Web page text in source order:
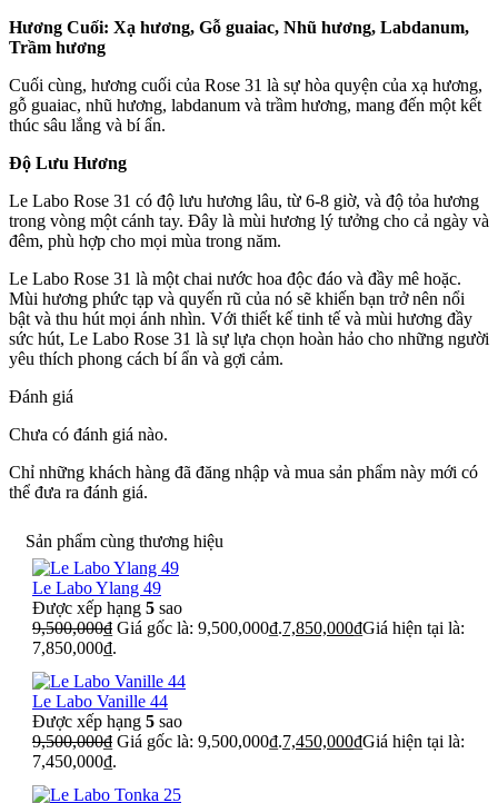
Hương Cuối: Xạ hương, Gỗ guaiac, Nhũ hương, Labdanum,
Trầm hương
Cuối cùng, hương cuối của Rose 31 là sự hòa quyện của xạ hương,
gỗ guaiac, nhũ hương, labdanum và trầm hương, mang đến một kết
thúc sâu lắng và bí ẩn.
Độ Lưu Hương
Le Labo Rose 31 có độ lưu hương lâu, từ 6-8 giờ, và độ tỏa hương
trong vòng một cánh tay. Đây là mùi hương lý tưởng cho cả ngày và
đêm, phù hợp cho mọi mùa trong năm.
Le Labo Rose 31 là một chai nước hoa độc đáo và đầy mê hoặc.
Mùi hương phức tạp và quyến rũ của nó sẽ khiến bạn trở nên nổi
bật và thu hút mọi ánh nhìn. Với thiết kế tinh tế và mùi hương đầy
sức hút, Le Labo Rose 31 là sự lựa chọn hoàn hảo cho những người
yêu thích phong cách bí ẩn và gợi cảm.
Đánh giá
Chưa có đánh giá nào.
Chỉ những khách hàng đã đăng nhập và mua sản phẩm này mới có
thể đưa ra đánh giá.
Sản phẩm cùng thương hiệu
Le Labo Ylang 49
Được xếp hạng 5 sao
9,500,000₫ Giá gốc là: 9,500,000₫.7,850,000₫Giá hiện tại là:
7,850,000₫.
Le Labo Vanille 44
Được xếp hạng 5 sao
9,500,000₫ Giá gốc là: 9,500,000₫.7,450,000₫Giá hiện tại là:
7,450,000₫.